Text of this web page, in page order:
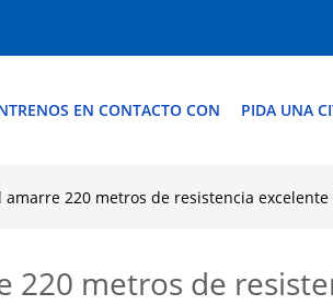
EN CONTACTO CON PIDA UNA
220 metros de resistencia
220 metros de